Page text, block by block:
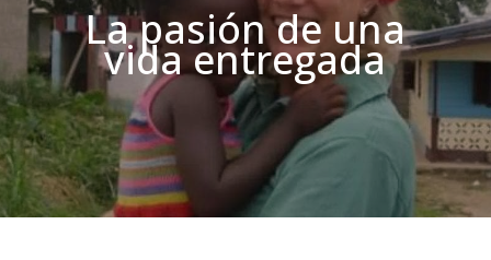
La pasión de una
vida entregada